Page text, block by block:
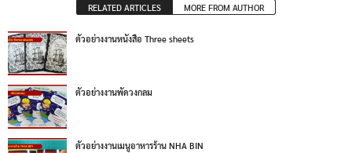
RELATED ARTICLES MORE FROM AUTHOR
ตัวอย่างงานหนังสือ Three sheets
ตัวอย่างงานพัดวงกลม
ตัวอย่างงานเมนูอาหารร้าน NHA BIN